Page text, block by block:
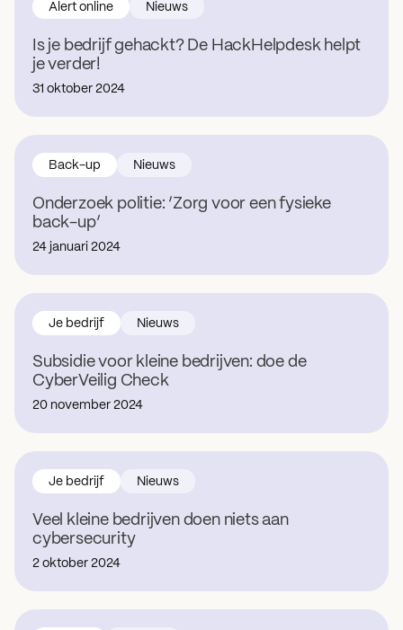
Is je bedrijf gehackt? De HackHelpdesk helpt
je verder!
Alert online Nieuws
31 oktober 2024
Onderzoek politie: ‘Zorg voor een fysieke
back-up’
Back-up Nieuws
24 januari 2024
Subsidie voor kleine bedrijven: doe de
CyberVeilig Check
Je bedrijf Nieuws
20 november 2024
Veel kleine bedrijven doen niets aan
cybersecurity
Je bedrijf Nieuws
2 oktober 2024